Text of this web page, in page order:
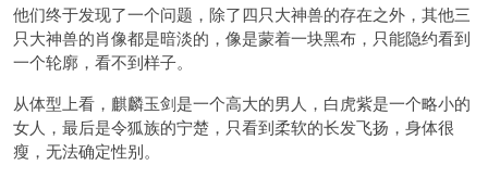
他们终于发现了一个问题，除了四只大神兽的存在之外，其他三
只大神兽的肖像都是暗淡的，像是蒙着一块黑布，只能隐约看到
一个轮廓，看不到样子。
从体型上看，麒麟玉剑是一个高大的男人，白虎紫是一个略小的
女人，最后是令狐族的宁楚，只看到柔软的长发飞扬，身体很
瘦，无法确定性别。